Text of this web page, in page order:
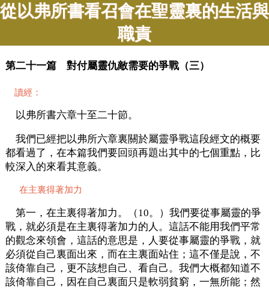
從以弗所書看召會在聖靈裏的生活與
職責
第二十一篇 對付屬靈仇敵需要的爭戰（三）
讀經：
以弗所書六章十至二十節。
我們已經把以弗所六章裏關於屬靈爭戰這段經文的概要
都看過了，在本篇我們要回頭再題出其中的七個重點，比
較深入的來看其意義。
在主裏得著加力
第一，在主裏得著加力。（10。）我們要從事屬靈的爭
戰，就必須是在主裏得著加力的人。這話不能用我們平常
的觀念來領會，這話的意思是，人要從事屬靈的爭戰，就
必須從自己裏面出來，而在主裏面站住；這不僅是說，不
該倚靠自己，更不該想自己、看自己。我們大概都知道不
該倚靠自己，因在自己裏面只是軟弱貧窮，一無所能；然